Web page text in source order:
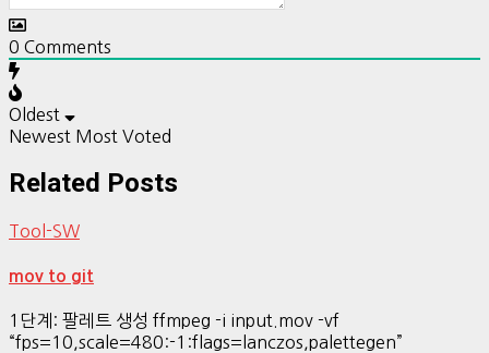
0 Comments
Oldest
Newest Most Voted
Related Posts
Tool-SW
mov to git
1단계: 팔레트 생성 ffmpeg -i input.mov -vf
“fps=10,scale=480:-1:flags=lanczos,palettegen”